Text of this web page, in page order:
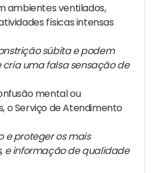
ambientes ventilados,
físicas intensas
súbita e podem
uma falsa sensação de
mental ou
o Serviço de Atendimento
e proteger os mais
e informação de qualidade